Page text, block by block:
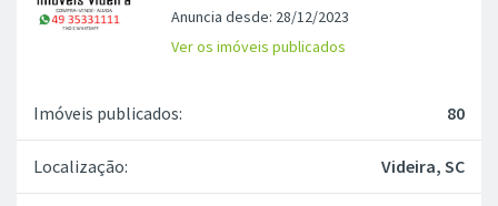
Anuncia desde: 28/12/2023
Ver os imóveis publicados
Imóveis publicados: 80
Localização: Videira, SC